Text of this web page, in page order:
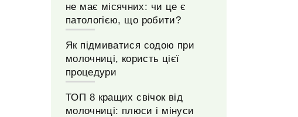
не має місячних: чи це є
патологією, що робити?
Як підмиватися содою при
молочниці, користь цієї
процедури
ТОП 8 кращих свічок від
молочниці: плюси і мінуси